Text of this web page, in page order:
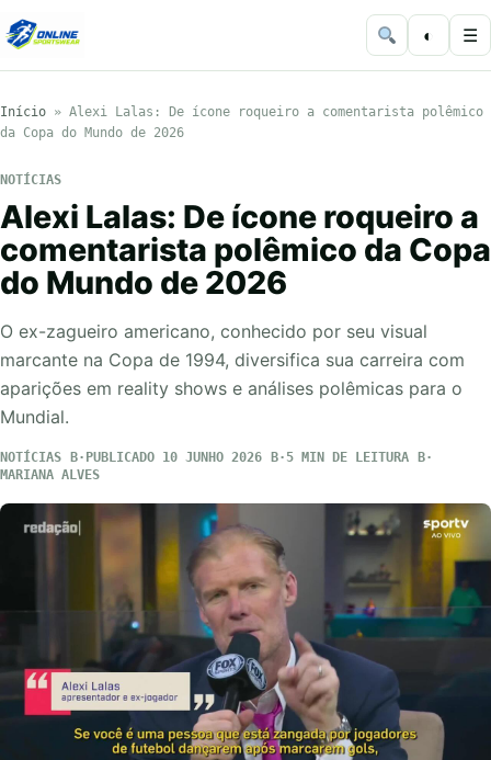
◐ ☰
Início » Alexi Lalas: De ícone roqueiro a comentarista polêmico
da Copa do Mundo de 2026
NOTÍCIAS
Alexi Lalas: De ícone roqueiro a
comentarista polêmico da Copa
do Mundo de 2026
O ex-zagueiro americano, conhecido por seu visual
marcante na Copa de 1994, diversifica sua carreira com
aparições em reality shows e análises polêmicas para o
Mundial.
NOTÍCIAS PUBLICADO 10 JUNHO 2026
5 MIN DE LEITURA
MARIANA ALVES